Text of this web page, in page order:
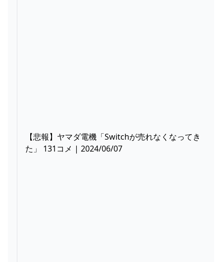
【悲報】ヤマダ電機「Switchが売れなくなってき
た」 131コメ | 2024/06/07